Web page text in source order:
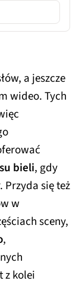
a jeszcze
wideo. Tych
bieli, gdy
się też
w
sceny,
,
z kolei